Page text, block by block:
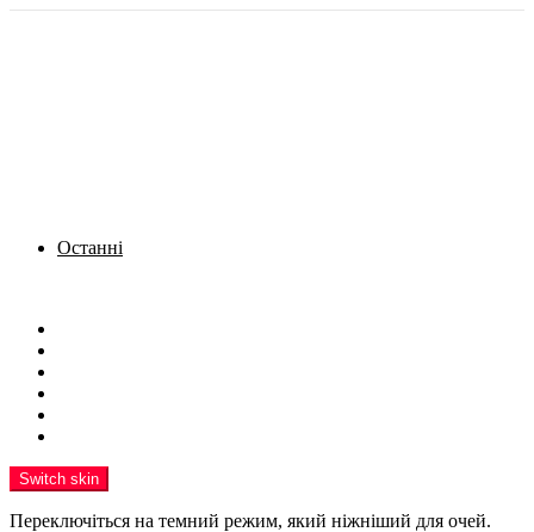
Останні
Switch skin
Переключіться на темний режим, який ніжніший для очей.